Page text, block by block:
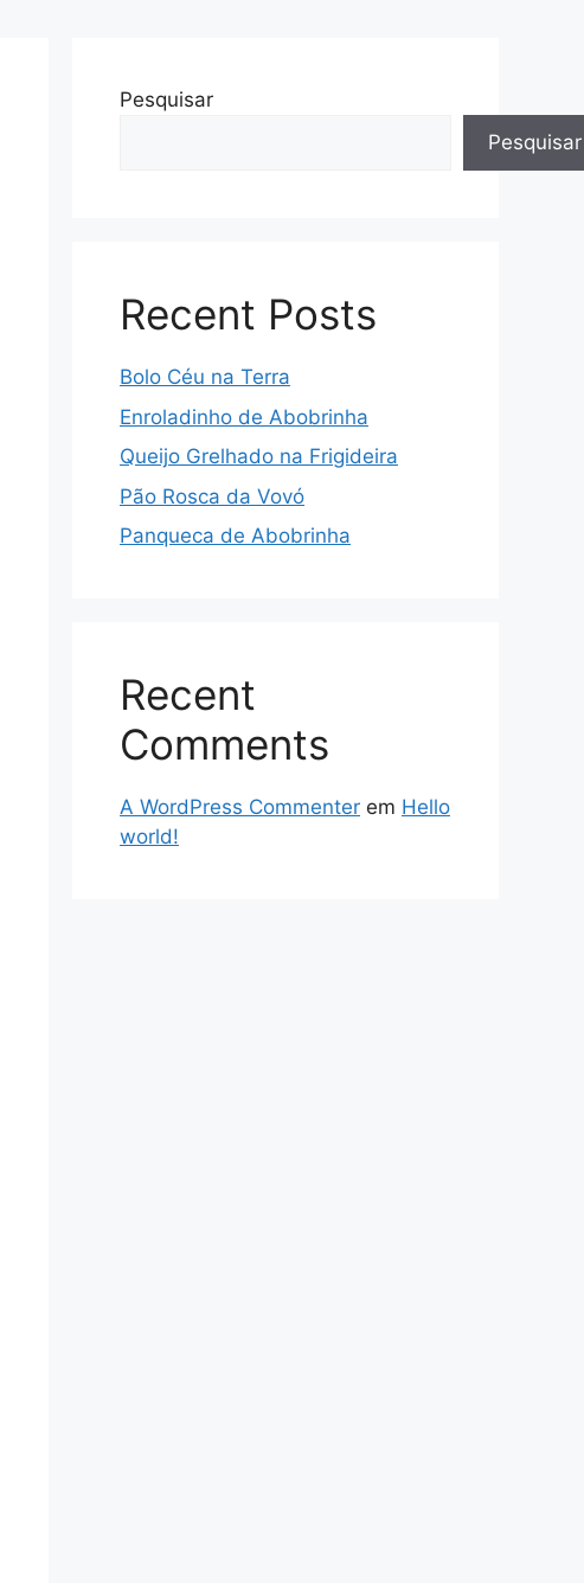
Pesquisar
Pesquisar
Recent Posts
Bolo Céu na Terra
Enroladinho de Abobrinha
Queijo Grelhado na Frigideira
Pão Rosca da Vovó
Panqueca de Abobrinha
Recent
Comments
A WordPress Commenter em Hello
world!